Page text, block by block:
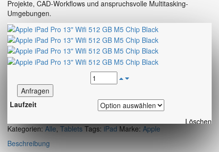
Projekte, CAD-Workflows und anspruchsvolle Multitasking-
Umgebungen.
Anfragen
Laufzeit
Löschen
Kategorien: Alle, Tablets Tags: iPad Marke: Apple
Beschreibung